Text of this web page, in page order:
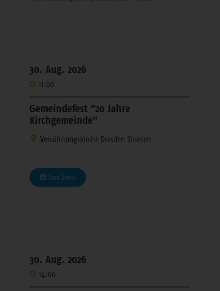
30. Aug. 2026
11:00
Gemeindefest "20 Jahre
Kirchgemeinde"
Versöhnungskirche Dresden Striesen
Zum Event
30. Aug. 2026
14:00